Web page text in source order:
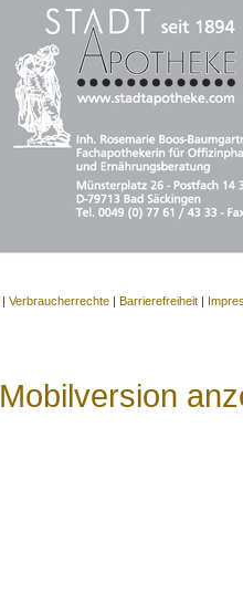
| Verbraucherrechte | Barrierefreiheit |
Mobilversion